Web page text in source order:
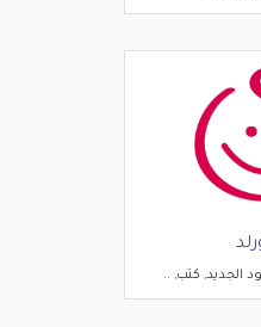
الجديد, كتب, ..